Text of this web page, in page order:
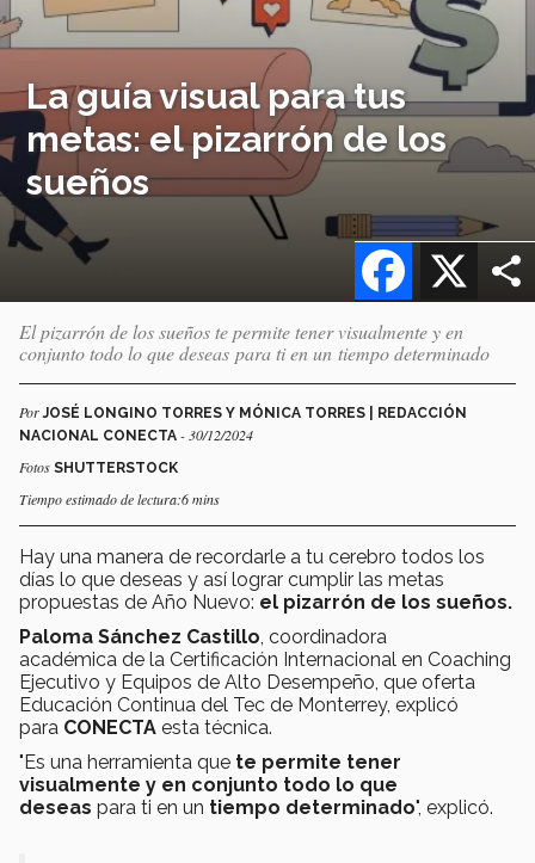
La guía visual para tus
metas: el pizarrón de los
sueños
X
Facebook
El pizarrón de los sueños te permite tener visualmente y en
conjunto todo lo que deseas para ti en un tiempo determinado
PorJOSÉ LONGINO TORRES Y MÓNICA TORRES | REDACCIÓN
NACIONAL CONECTA - 30/12/2024
Fotos SHUTTERSTOCK
Tiempo estimado de lectura:6 mins
Hay una manera de recordarle a tu cerebro todos los
días lo que deseas y así lograr cumplir las metas
propuestas de Año Nuevo: el pizarrón de los sueños.
Paloma Sánchez Castillo , coordinadora
académica de la Certificación Internacional en Coaching
Ejecutivo y Equipos de Alto Desempeño, que oferta
Educación Continua del Tec de Monterrey, explicó
para CONECTA esta técnica.
"Es una herramienta que te permite tener
visualmente y en conjunto todo lo que
deseas para ti en un tiempo determinado", explicó.